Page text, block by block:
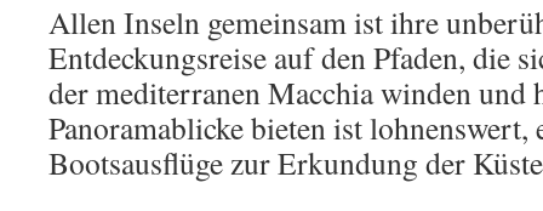
Allen Inseln gemeinsam ist ihre
Entdeckungsreise auf den Pfaden, die
der mediterranen Macchia winden und
Panoramablicke bieten ist lohnenswert,
Bootsausflüge zur Erkundung der